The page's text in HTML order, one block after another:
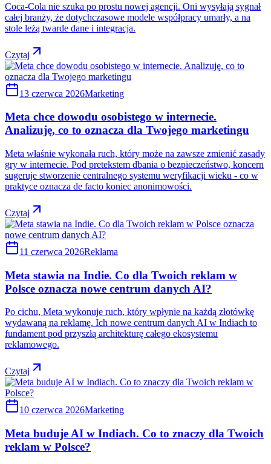
Coca-Cola nie szuka po prostu nowej agencji. Oni wysyłają sygnał
całej branży, że dotychczasowe modele współpracy umarły, a na
stole leżą twarde dane i integracja.
Czytaj
13 czerwca 2026Marketing
Meta chce dowodu osobistego w internecie.
Analizuję, co to oznacza dla Twojego marketingu
Meta właśnie wykonała ruch, który może na zawsze zmienić zasady
gry w internecie. Pod pretekstem dbania o bezpieczeństwo, koncern
sugeruje stworzenie centralnego systemu weryfikacji wieku - co w
praktyce oznacza de facto koniec anonimowości.
Czytaj
11 czerwca 2026Reklama
Meta stawia na Indie. Co dla Twoich reklam w
Polsce oznacza nowe centrum danych AI?
Po cichu, Meta wykonuje ruch, który wpłynie na każdą złotówkę
wydawaną na reklamę. Ich nowe centrum danych AI w Indiach to
fundament pod przyszłą architekturę całego ekosystemu
reklamowego.
Czytaj
10 czerwca 2026Marketing
Meta buduje AI w Indiach. Co to znaczy dla Twoich
reklam w Polsce?